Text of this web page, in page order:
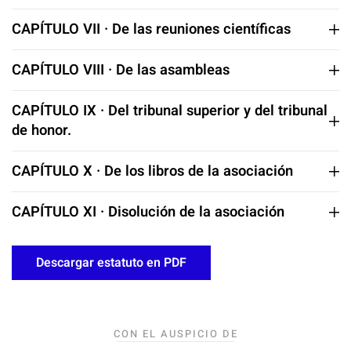
CAPÍTULO VII · De las reuniones científicas
CAPÍTULO VIII · De las asambleas
CAPÍTULO IX · Del tribunal superior y del tribunal
de honor.
CAPÍTULO X · De los libros de la asociación
CAPÍTULO XI · Disolución de la asociación
Descargar estatuto en PDF
CON EL AUSPICIO DE